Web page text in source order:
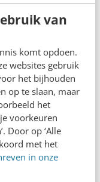
van
komt opdoen.
websites gebruik
het bijhouden
op te slaan, maar
het
voorkeuren
Door op ‘Alle
met het
in onze